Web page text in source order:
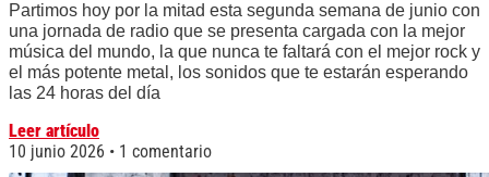
Partimos hoy por la mitad esta segunda semana de junio con
una jornada de radio que se presenta cargada con la mejor
música del mundo, la que nunca te faltará con el mejor rock y
el más potente metal, los sonidos que te estarán esperando
las 24 horas del día
Leer artículo
10 junio 2026
1 comentario